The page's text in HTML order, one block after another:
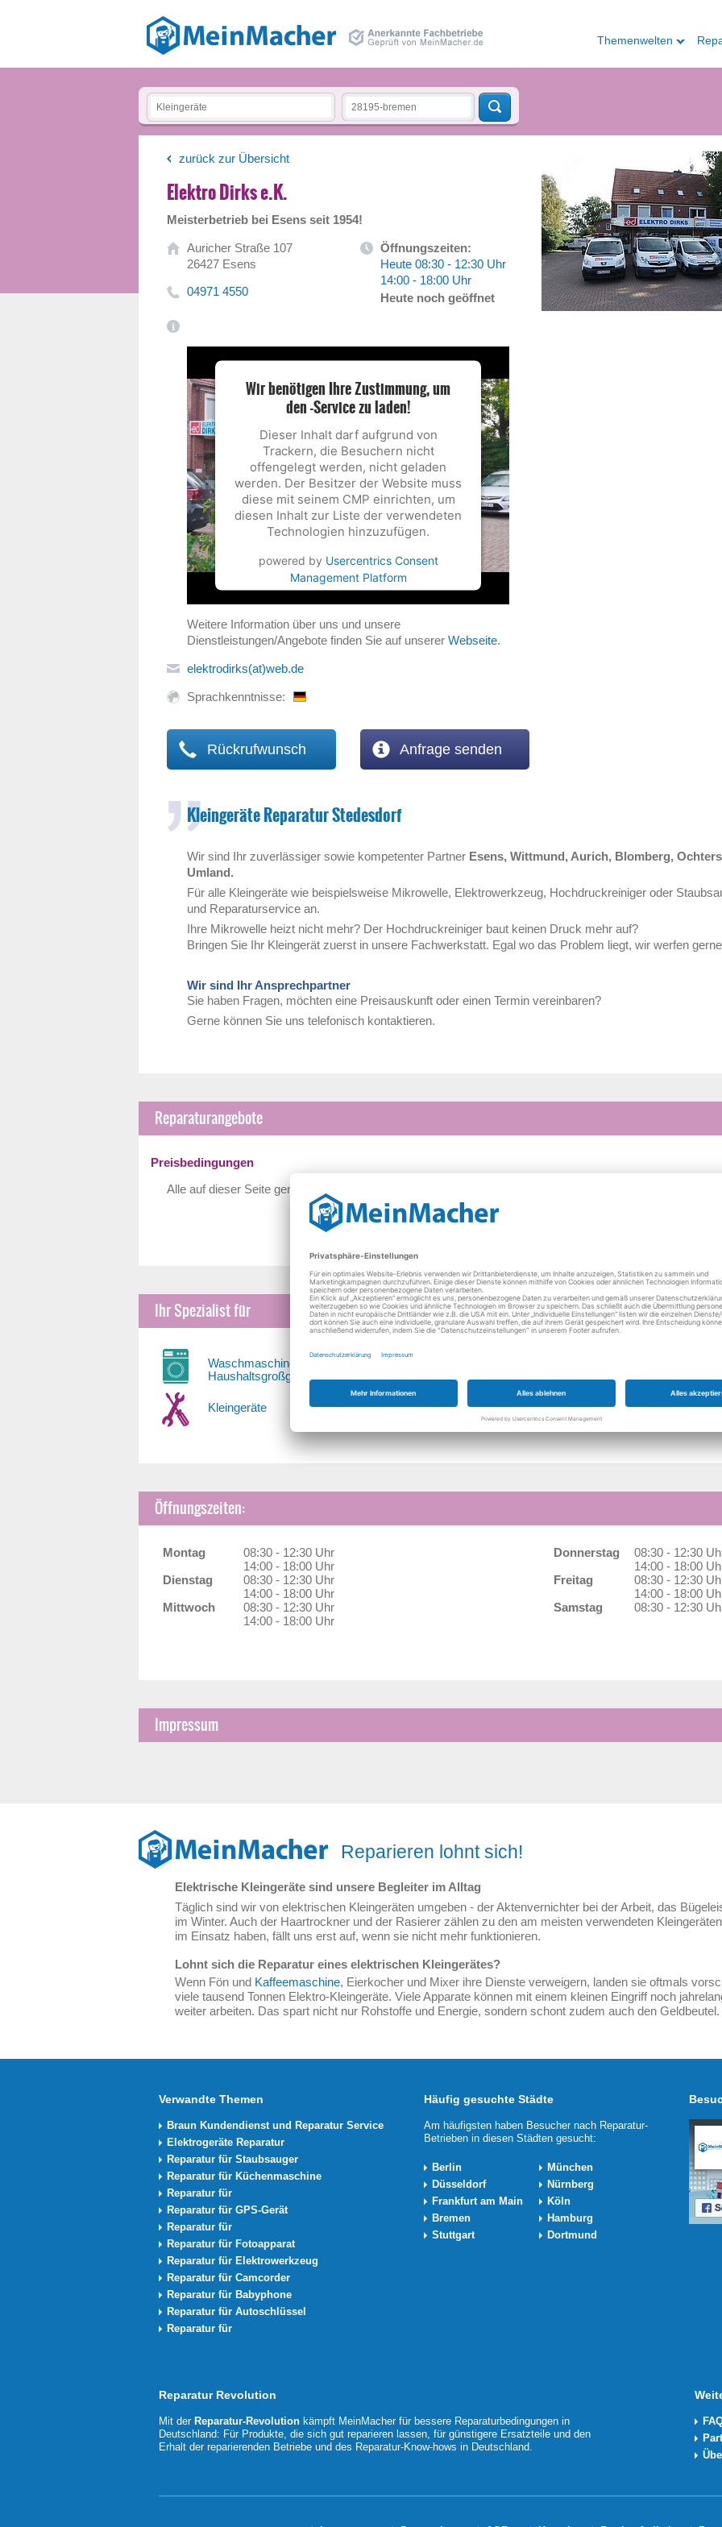
Themenwelten
zurück zur Übersicht
Elektro Dirks e.K.
Meisterbetrieb bei Esens seit 1954!
Auricher Straße 107
26427 Esens
04971 4550
Öffnungszeiten:
Heute 08:30 - 12:30 Uhr
14:00 - 18:00 Uhr
Heute noch geöffnet
Wir benötigen Ihre Zustimmung, um
den -Service zu laden!
Dieser Inhalt darf aufgrund von
Trackern, die Besuchern nicht
offengelegt werden, nicht geladen
werden. Der Besitzer der Website muss
diese mit seinem CMP einrichten, um
diesen Inhalt zur Liste der verwendeten
Technologien hinzuzufügen.
powered by Usercentrics Consent
Management Platform
Weitere Information über uns und unsere
Dienstleistungen/Angebote finden Sie auf unserer Webseite.
elektrodirks(at)web.de
Sprachkenntnisse:
Rückrufwunsch Anfrage senden
Kleingeräte Reparatur Stedesdorf
Wir sind Ihr zuverlässiger sowie kompetenter Partner Esens, Wittmund, Aurich, Blomberg,
Umland.
Für alle Kleingeräte wie beispielsweise Mikrowelle, Elektrowerkzeug, Hochdruckreiniger oder
und Reparaturservice an.
Ihre Mikrowelle heizt nicht mehr? Der Hochdruckreiniger baut keinen Druck mehr auf?
Bringen Sie Ihr Kleingerät zuerst in unsere Fachwerkstatt. Egal wo das Problem liegt, wir werfen
Wir sind Ihr Ansprechpartner
Sie haben Fragen, möchten eine Preisauskunft oder einen Termin vereinbaren?
Gerne können Sie uns telefonisch kontaktieren.
Reparaturangebote
Preisbedingungen
Alle auf dieser Seite genannten Preise sind in Euro und inkl. der jeweils gültigen gesetzlichen
Ihr Spezialist für
Waschmaschinen und
Haushaltsgroßgeräte
Kleingeräte Küchenmaschinen
Öffnungszeiten:
Montag
08:30 - 12:30 Uhr
14:00 - 18:00 Uhr
Dienstag
08:30 - 12:30 Uhr
14:00 - 18:00 Uhr
Mittwoch
08:30 - 12:30 Uhr
14:00 - 18:00 Uhr
Donnerstag
08:30 - 12:30
14:00 - 18:00
Freitag
08:30 - 12:30
14:00 - 18:00
Samstag
08:30 - 12:30
Impressum
Reparieren lohnt sich!
Elektrische Kleingeräte sind unsere Begleiter im Alltag
Täglich sind wir von elektrischen Kleingeräten umgeben - der Aktenvernichter bei der Arbeit, das
im Winter. Auch der Haartrockner und der Rasierer zählen zu den am meisten verwendeten
im Einsatz haben, fällt uns erst auf, wenn sie nicht mehr funktionieren.
Lohnt sich die Reparatur eines elektrischen Kleingerätes?
Wenn Fön und Kaffeemaschine, Eierkocher und Mixer ihre Dienste verweigern, landen sie oftmals
viele tausend Tonnen Elektro-Kleingeräte. Viele Apparate können mit einem kleinen Eingriff noch
weiter arbeiten. Das spart nicht nur Rohstoffe und Energie, sondern schont zudem auch den Geldbeutel.
Verwandte Themen
Braun Kundendienst und Reparatur Service
Elektrogeräte Reparatur
Reparatur für Staubsauger
Reparatur für Küchenmaschine
Reparatur für
Reparatur für GPS-Gerät
Reparatur für
Reparatur für Fotoapparat
Reparatur für Elektrowerkzeug
Reparatur für Camcorder
Reparatur für Babyphone
Reparatur für Autoschlüssel
Reparatur für
Häufig gesuchte Städte
Am häufigsten haben Besucher nach Reparatur-
Betrieben in diesen Städten gesucht:
Berlin
München
Düsseldorf
Nürnberg
Frankfurt am Main
Köln
Bremen
Hamburg
Stuttgart
Dortmund
Reparatur Revolution
Mit der Reparatur-Revolution kämpft MeinMacher für bessere Reparaturbedingungen in
Deutschland: Für Produkte, die sich gut reparieren lassen, für günstigere Ersatzteile und den
Erhalt der reparierenden Betriebe und des Reparatur-Know-hows in Deutschland.